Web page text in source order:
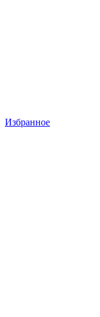
Избранное